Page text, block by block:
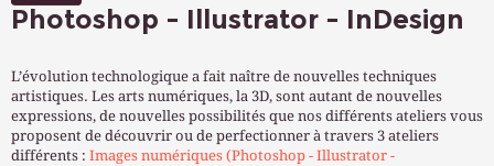
STAGES PONCTUELS
S’INSCRIRE
Photoshop - Illustrator - InDesign
L’évolution technologique a fait naître de nouvelles techniques
artistiques. Les arts numériques, la 3D, sont autant de nouvelles
expressions, de nouvelles possibilités que nos différents ateliers vous
proposent de découvrir ou de perfectionner à travers 3 ateliers
différents : Images numériques (Photoshop - Illustrator -